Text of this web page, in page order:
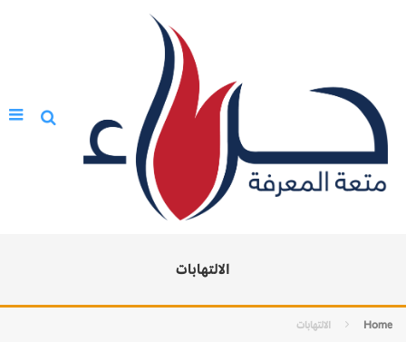
الالتهابات
Home الالتهابات